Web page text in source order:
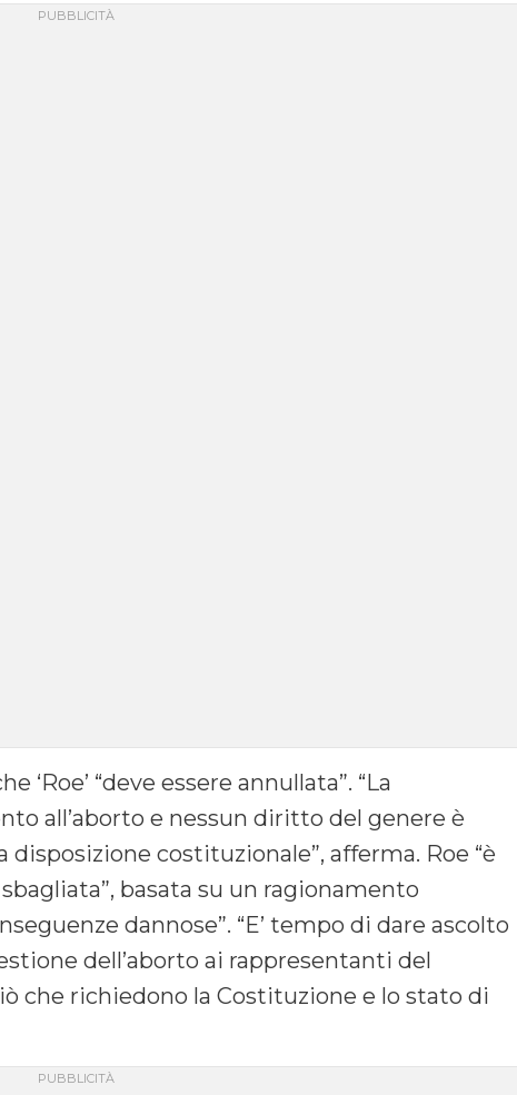
‘Roe’ “deve essere annullata”. “La
all’aborto e nessun diritto del genere è
costituzionale”, afferma. Roe “è
basata su un ragionamento
dannose”. “E’ tempo di dare ascolto
dell’aborto ai rappresentanti del
che richiedono la Costituzione e lo stato di